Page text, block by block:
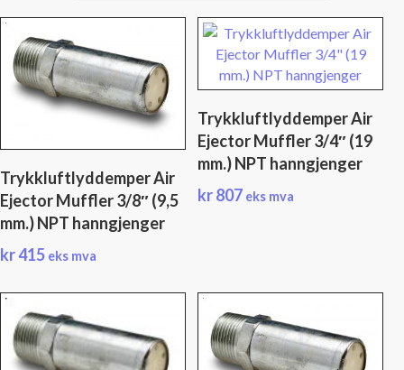
Trykkluftlyddemper Air
Ejector Muffler 3/8″ (9,5
mm.) NPT hanngjenger
kr415 eks mva
Trykkluftlyddemper Air
Ejector Muffler 3/4″ (19
mm.) NPT hanngjenger
kr807 eks mva